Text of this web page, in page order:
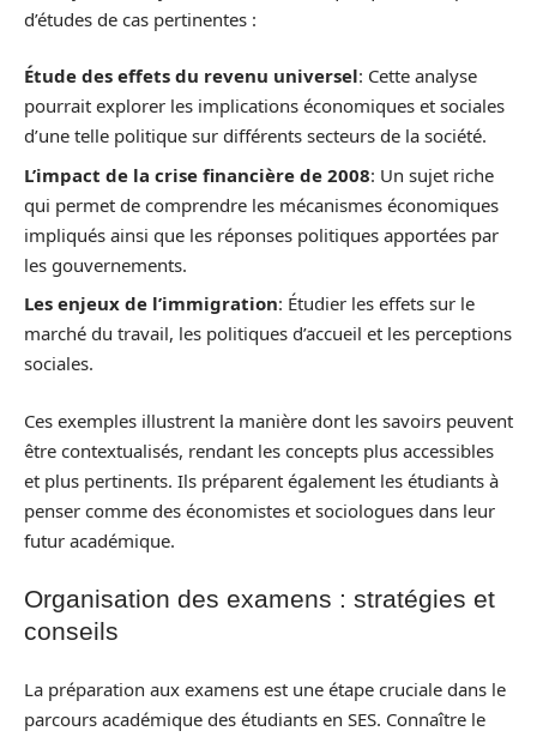
d’études de cas pertinentes :
Étude des effets du revenu universel: Cette analyse
pourrait explorer les implications économiques et sociales
d’une telle politique sur différents secteurs de la société.
L’impact de la crise financière de 2008: Un sujet riche
qui permet de comprendre les mécanismes économiques
impliqués ainsi que les réponses politiques apportées par
les gouvernements.
Les enjeux de l’immigration: Étudier les effets sur le
marché du travail, les politiques d’accueil et les perceptions
sociales.
Ces exemples illustrent la manière dont les savoirs peuvent
être contextualisés, rendant les concepts plus accessibles
et plus pertinents. Ils préparent également les étudiants à
penser comme des économistes et sociologues dans leur
futur académique.
Organisation des examens : stratégies et
conseils
La préparation aux examens est une étape cruciale dans le
parcours académique des étudiants en SES. Connaître le